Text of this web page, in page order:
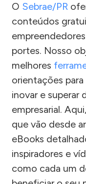
O Sebrae/PR
conteúdos
portes. Nosso
melhores
orientações
inovar e superar
empresarial.
que vão desde
eBooks
inspiradores e
como cada um